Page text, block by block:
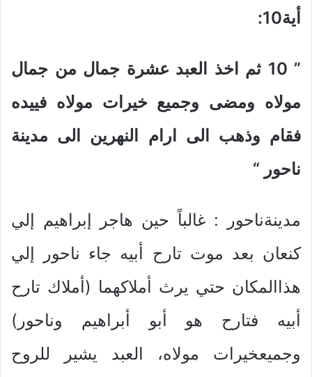
أية10 :
” 10
ثم اخذ العبد عشرة جمال من جمال
مولاه ومضى وجميع خيرات مولاه فييده
فقام وذهب الى ارام النهرين الى مدينة
ناحور “
مدينةناحور : غالباً حين هاجر إبراهيم إلي
كنعان بعد موت تارح أبيه جاء ناحور إلي
هذاالمكان حتي يرث أملاكهما (أملاك تارح
أبيه فتارح هو أبو أبراهيم وناحور)
وجميعخيرات مولاه، العبد يشير للروح